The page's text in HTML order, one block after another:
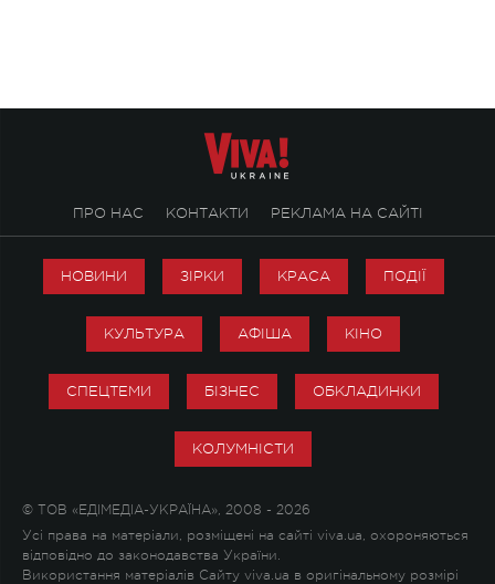
ПРО НАС КОНТАКТИ РЕКЛАМА НА САЙТІ
НОВИНИ ЗІРКИ КРАСА ПОДІЇ
КУЛЬТУРА АФІША КІНО
СПЕЦТЕМИ БІЗНЕС ОБКЛАДИНКИ
КОЛУМНІСТИ
© ТОВ «ЕДІМЕДІА-УКРАЇНА», 2008 - 2026
Усі права на матеріали, розміщені на сайті viva.ua, охороняються
відповідно до законодавства України.
Використання матеріалів Сайту viva.ua в оригінальному розмірі